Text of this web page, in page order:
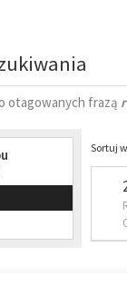
otagowanych frazą
Sortuj